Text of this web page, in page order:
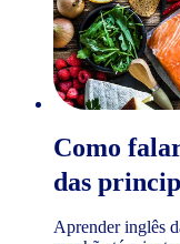
Como
das
Aprender inglês